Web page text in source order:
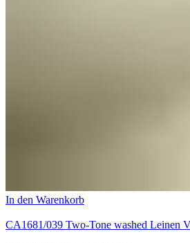
In den Warenkorb
CA1681/039 Two-Tone washed Leinen